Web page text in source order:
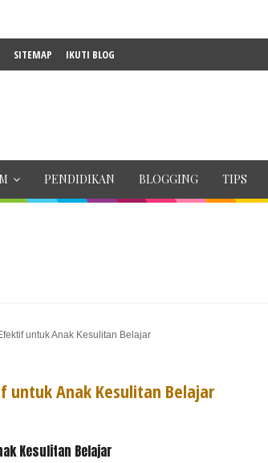
SITEMAP IKUTI BLOG
PENDIDIKAN BLOGGING TIPS
untuk Anak Kesulitan Belajar
untuk Anak Kesulitan Belajar
Kesulitan Belajar